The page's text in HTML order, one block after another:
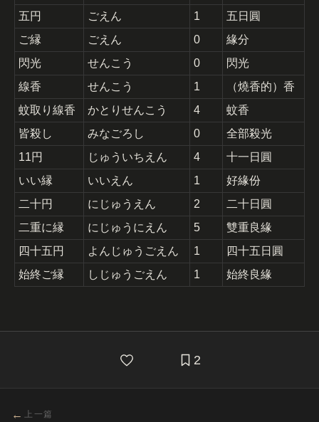
五円
ごえん 1
五日圓
ご縁
ごえん 0
緣分
閃光
せんこう 0
閃光
線香
せんこう 1
（燒香的）香
蚊取り線香
かとりせんこう 4
蚊香
皆殺し
みなごろし 0
全部殺光
11円
じゅういちえん 4
十一日圓
いい縁
いいえん 1
好緣份
二十円
にじゅうえん 2
二十日圓
二重に縁
にじゅうにえん 5
雙重良緣
四十五円
よんじゅうごえん 1
四十五日圓
始終ご縁
しじゅうごえん 1 始終良緣
2
← 上一篇